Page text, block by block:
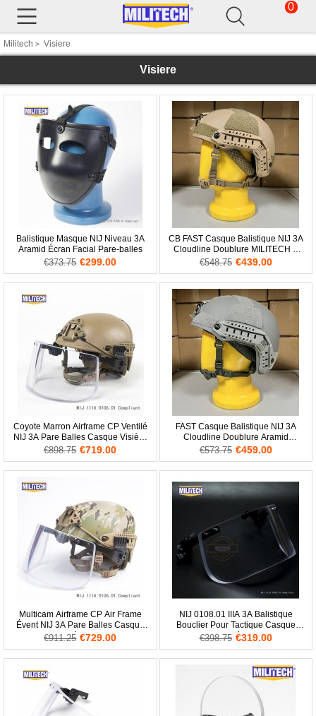
0
Militech > Visiere
Visiere
Balistique Masque NIJ Niveau 3A
Aramid Écran Facial Pare-balles
€373.75 €299.00
CB FAST Casque Balistique NIJ 3A
Cloudline Doublure MILITECH À
Vendre
€548.75 €439.00
Coyote Marron Airframe CP Ventilé
NIJ 3A Pare Balles Casque Visière
Set Deal
€898.75 €719.00
FAST Casque Balistique NIJ 3A
Cloudline Doublure Aramid
Casque FG
€573.75 €459.00
Multicam Airframe CP Air Frame
Évent NIJ 3A Pare Balles Casque
Visière Set
€911.25 €729.00
NIJ 0108.01 IIIA 3A Balistique
Bouclier Pour Tactique Casque
Visière
€398.75 €319.00